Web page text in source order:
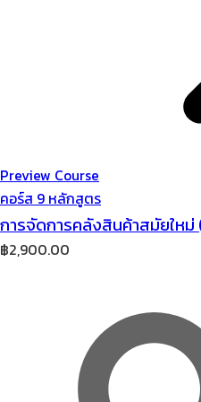
Preview Course
คอร์ส 9 หลักสูตร
การจัดการคลังสินค้าสมัยให
฿2,900.00